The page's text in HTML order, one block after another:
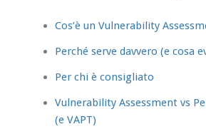
Cos’è un Vulnerability
Perché serve davvero (e cosa
Per chi è consigliato
Vulnerability Assessment vs
(e VAPT)